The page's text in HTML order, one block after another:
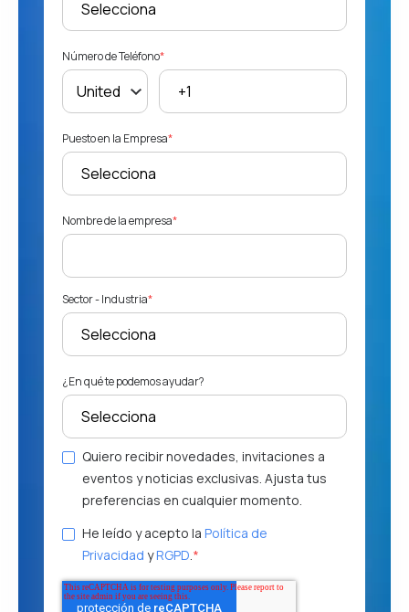
Número de Teléfono*
Puesto en la Empresa*
Nombre de la empresa*
Sector - Industria*
¿En qué te podemos ayudar?
Quiero recibir novedades, invitaciones a
eventos y noticias exclusivas. Ajusta tus
preferencias en cualquier momento.
He leído y acepto la Política de
Privacidad yRGPD.*